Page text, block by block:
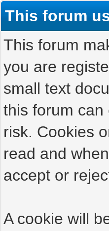
This forum
This forum
you are
small text
this forum can
risk. Cookies
read and
accept or
A cookie will